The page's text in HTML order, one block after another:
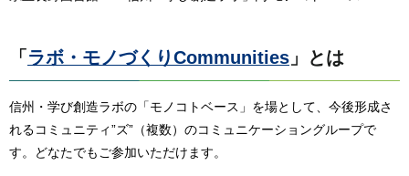
「 ラボ・モノづくりCommunities 」とは
信州・学び創造ラボの「モノコトベース」を場として、今後形成さ
れるコミュニティ”ズ”（複数）のコミュニケーショングループで
す。どなたでもご参加いただけます。